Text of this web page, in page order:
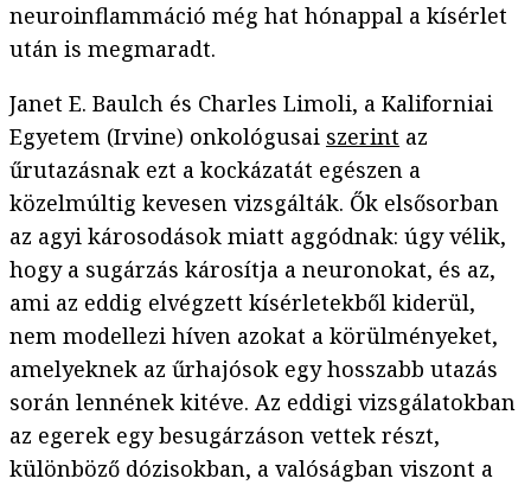
neuroinflammáció még hat hónappal a kísérlet
után is megmaradt.
Janet E. Baulch és Charles Limoli, a Kaliforniai
Egyetem (Irvine) onkológusai szerint az
űrutazásnak ezt a kockázatát egészen a
közelmúltig kevesen vizsgálták. Ők elsősorban
az agyi károsodások miatt aggódnak: úgy vélik,
hogy a sugárzás károsítja a neuronokat, és az,
ami az eddig elvégzett kísérletekből kiderül,
nem modellezi híven azokat a körülményeket,
amelyeknek az űrhajósok egy hosszabb utazás
során lennének kitéve. Az eddigi vizsgálatokban
az egerek egy besugárzáson vettek részt,
különböző dózisokban, a valóságban viszont a